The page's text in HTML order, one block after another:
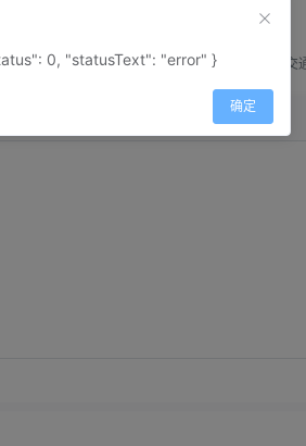
属性： 地图属性： 地图类型-交
0, "statusText": "error" }
确定